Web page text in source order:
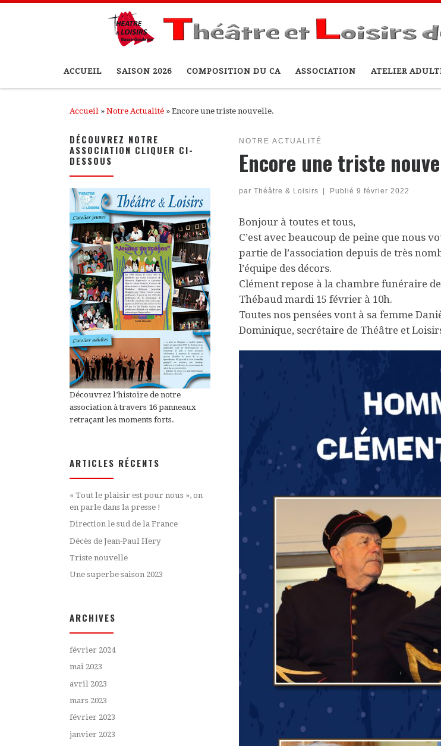
ACCUEIL SAISON 2026 COMPOSITION DU CA ASSOCIATION ATELIER
Accueil » Notre Actualité » Encore une triste nouvelle.
NOTRE ACTUALITÉ
Encore une triste
par Théâtre & Loisirs Publié 9 février 2022
Bonjour à toutes et tous,
C’est avec beaucoup de peine que nous
partie de l’association depuis de très
l’équipe des décors.
Clément repose à la chambre funéraire
Thébaud mardi 15 février à 10h.
Toutes nos pensées vont à sa femme
Dominique, secrétaire de Théâtre et
DÉCOUVREZ NOTRE
ASSOCIATION CLIQUER CI-
DESSOUS
Découvrez l’histoire de notre
association à travers 16 panneaux
retraçant les moments forts.
ARTICLES RÉCENTS
« Tout le plaisir est pour nous », on
en parle dans la presse !
Direction le sud de la France
Décès de Jean-Paul Hery
Triste nouvelle
Une superbe saison 2023
ARCHIVES
février 2024
mai 2023
avril 2023
mars 2023
février 2023
janvier 2023